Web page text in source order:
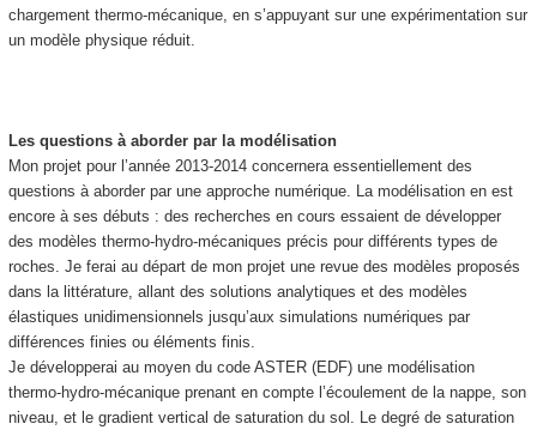
chargement thermo-mécanique, en s’appuyant sur une expérimentation sur
un modèle physique réduit.
Les questions à aborder par la modélisation
Mon projet pour l’année 2013-2014 concernera essentiellement des
questions à aborder par une approche numérique. La modélisation en est
encore à ses débuts : des recherches en cours essaient de développer
des modèles thermo-hydro-mécaniques précis pour différents types de
roches. Je ferai au départ de mon projet une revue des modèles proposés
dans la littérature, allant des solutions analytiques et des modèles
élastiques unidimensionnels jusqu’aux simulations numériques par
différences finies ou éléments finis.
Je développerai au moyen du code ASTER (EDF) une modélisation
thermo-hydro-mécanique prenant en compte l’écoulement de la nappe, son
niveau, et le gradient vertical de saturation du sol. Le degré de saturation